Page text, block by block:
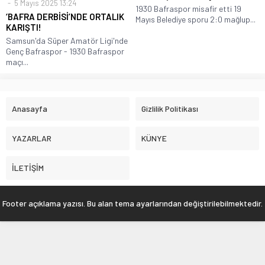
5 Mayıs 2025 13:24
‘BAFRA DERBİSİ’NDE ORTALIK
KARIŞTI!
Samsun'da Süper Amatör Ligi'nde
Genç Bafraspor - 1930 Bafraspor
maçı...
1930 Bafraspor misafir etti 19
Mayıs Belediye sporu 2:0 mağlup...
Anasayfa Gizlilik Politikası
YAZARLAR KÜNYE
İLETİŞİM
Footer açıklama yazısı. Bu alan tema ayarlarından değiştirilebilmektedir.